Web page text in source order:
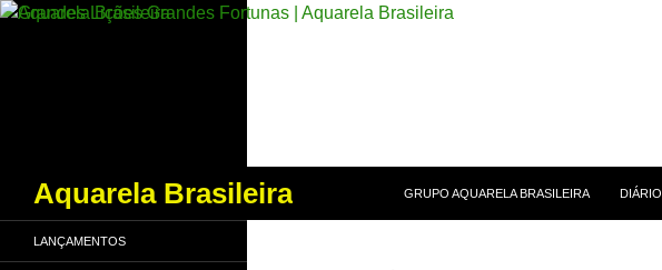
Aquarela Brasileira
GRUPO AQUARELA BRASILEIRA
DIÁRIO
LANÇAMENTOS